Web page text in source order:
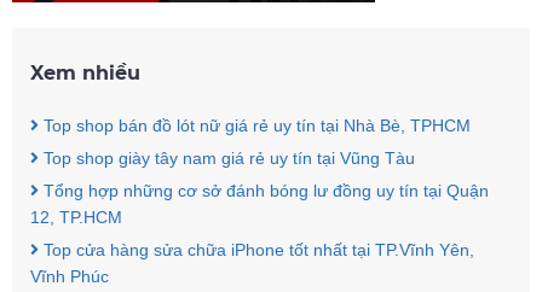
Xem nhiều
Top shop bán đồ lót nữ giá rẻ uy tín tại Nhà Bè, TPHCM
Top shop giày tây nam giá rẻ uy tín tại Vũng Tàu
Tổng hợp những cơ sở đánh bóng lư đồng uy tín tại Quận
12, TP.HCM
Top cửa hàng sửa chữa iPhone tốt nhất tại TP.Vĩnh Yên,
Vĩnh Phúc